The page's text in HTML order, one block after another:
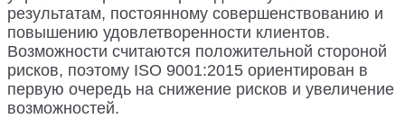
результатам, постоянному совершенствованию и
повышению удовлетворенности клиентов.
Возможности считаются положительной стороной
рисков, поэтому ISO 9001:2015 ориентирован в
первую очередь на снижение рисков и увеличение
возможностей.